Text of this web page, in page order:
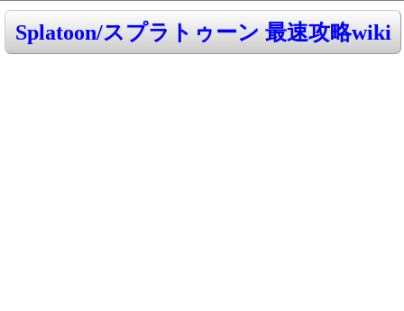
Splatoon/スプラトゥーン 最速攻略wiki